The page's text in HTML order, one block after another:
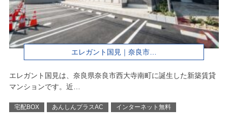
エレガント国見｜奈良市…
エレガント国見は、奈良県奈良市西大寺南町に誕生した新築賃貸
マンションです。近…
宅配BOX あんしんプラスAC インターネット無料